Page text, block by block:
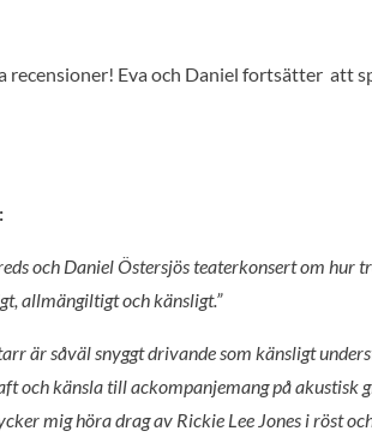
Eva och Daniel fortsätter att
och Daniel Östersjös teaterkonsert om hur
allmängiltigt och känsligt.”
är såväl snyggt drivande som känsligt
och känsla till ackompanjemang på akustisk
mig höra drag av Rickie Lee Jones i röst